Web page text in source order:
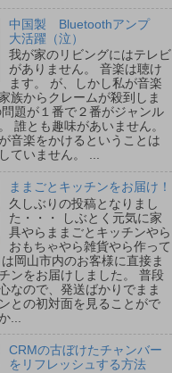
中国製 Bluetoothアンプ
大活躍（泣）
我が家のリビングにはテレビ
がありません。 音楽は聴け
ます。 が、しかし私が音楽
族からクレームが殺到しま
題が１番で２番がジャンル
誰とも趣味があいません。
音楽をかけるということは
ていません。 ...
ままごとキッチンをお届け！
久しぶりの投稿となりまし
た・・・ しぶとく元気に家
具やらままごとキッチンやら
おもちゃやら雑貨やら作って
岡山市内のお客様に直接ま
ンをお届けしました。 普段
なので、発送ばかりでまま
との初対面を見ることがで
...
CRMの古ぼけたチャンバー
をリフレッシュする方法